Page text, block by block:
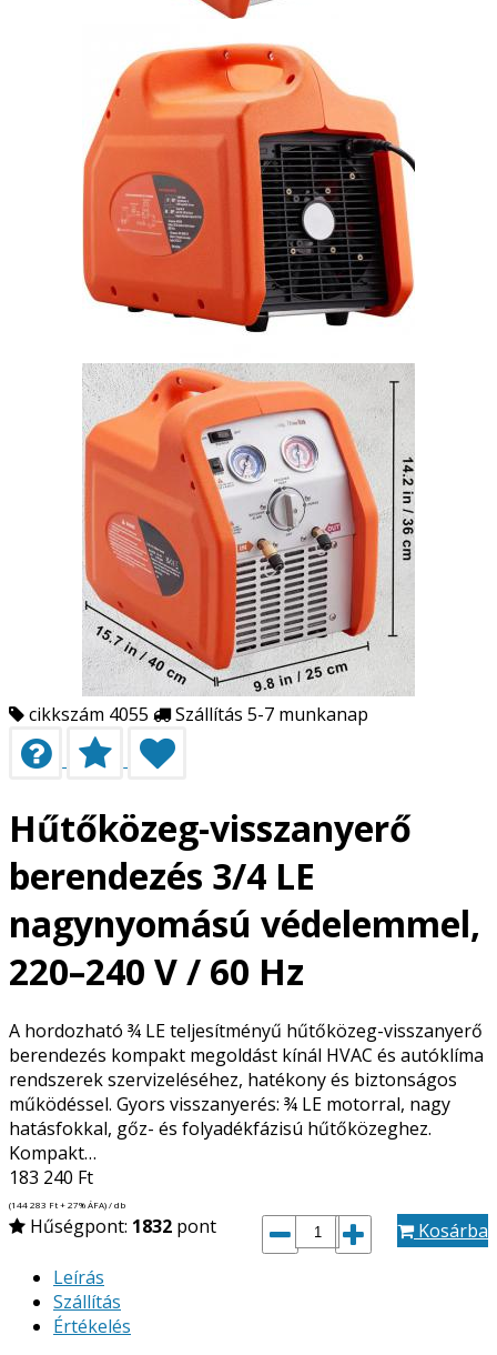
cikkszám 4055 Szállítás 5-7 munkanap
Hűtőközeg-visszanyerő
berendezés 3/4 LE
nagynyomású védelemmel,
220–240 V / 60 Hz
A hordozható ¾ LE teljesítményű hűtőközeg-visszanyerő
berendezés kompakt megoldást kínál HVAC és autóklíma
rendszerek szervizeléséhez, hatékony és biztonságos
működéssel. Gyors visszanyerés: ¾ LE motorral, nagy
hatásfokkal, gőz- és folyadékfázisú hűtőközeghez.
Kompakt…
183 240 Ft
(144 283 Ft+ 27% ÁFA) / db
Hűségpont: 1832 pont
Kosárba
Leírás
Szállítás
Értékelés